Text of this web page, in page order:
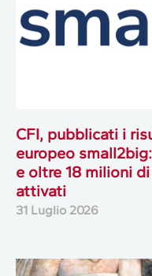
CFI, pubblicati i
europeo
e oltre 18 milioni
attivati
31 Luglio 2026